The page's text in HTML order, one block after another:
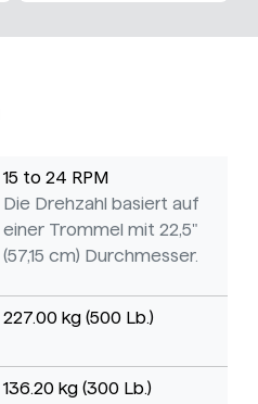
15 to 24 RPM
Die Drehzahl basiert auf
einer Trommel mit 22,5"
(57,15 cm) Durchmesser.
227.00 kg (500 Lb.)
136.20 kg (300 Lb.)